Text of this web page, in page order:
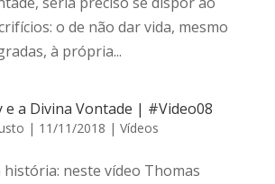
o de não dar vida, mesmo
à própria...
e a Divina Vontade | #Video08
| 11/11/2018 | Vídeos
história: neste vídeo Thomas